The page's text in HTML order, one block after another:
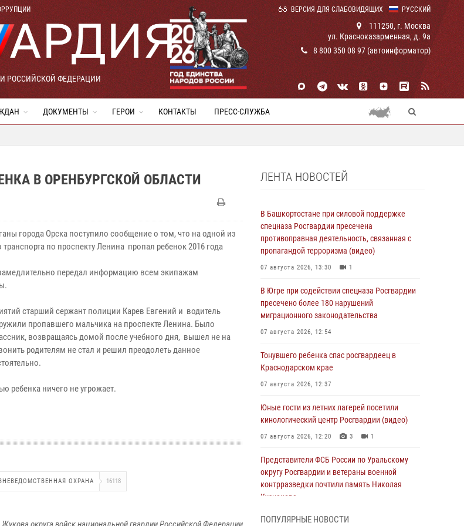
РУССКИЙ
ВЕРСИЯ ДЛЯ СЛАБОВИДЯЩИХ
РОССИЙСКОЙ ФЕДЕРАЦИИ
111250, г. Москва
ул. Красноказарменная, д. 9а
8 800 350 08 97 (автоинформатор)
ДОКУМЕНТЫ ГЕРОИ КОНТАКТЫ ПРЕСС-СЛУЖБА
В ОРЕНБУРГСКОЙ ОБЛАСТИ
города Орска поступило сообщение о том, что на одной из
по проспекту Ленина пропал ребенок 2016 года
передал информацию всем экипажам
старший сержант полиции Карев Евгений и водитель
пропавшего мальчика на проспекте Ленина. Было
возвращаясь домой после учебного дня, вышел не на
родителям не стал и решил преодолеть данное
ребенка ничего не угрожает.
ОХРАНА 16118
ЛЕНТА НОВОСТЕЙ
В Башкортостане при силовой поддержке
спецназа Росгвардии пресечена
противоправная деятельность, связанная с
пропагандой терроризма (видео)
07 августа 2026, 13:30 1
В Югре при содействии спецназа Росгвардии
пресечено более 180 нарушений
миграционного законодательства
07 августа 2026, 12:54
Тонувшего ребенка спас росгвардеец в
Краснодарском крае
07 августа 2026, 12:37
Юные гости из летних лагерей посетили
кинологический центр Росгвардии (видео)
07 августа 2026, 12:20 3 1
Представители ФСБ России по Уральскому
округу Росгвардии и ветераны военной
контрразведки почтили память Николая
Кузнецова
ПОПУЛЯРНЫЕ НОВОСТИ